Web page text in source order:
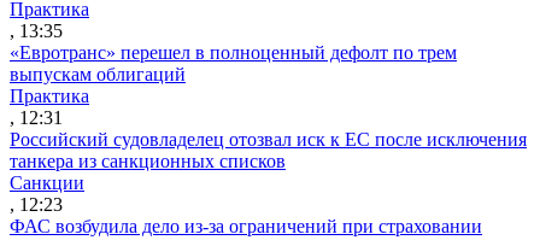
Практика
, 13:35
«Евротранс» перешел в полноценный дефолт по трем
выпускам облигаций
Практика
, 12:31
Российский судовладелец отозвал иск к ЕС после исключения
танкера из санкционных списков
Санкции
, 12:23
ФАС возбудила дело из-за ограничений при страховании